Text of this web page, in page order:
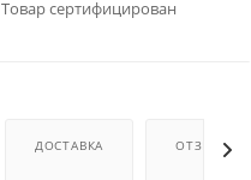
Товар сертифицирован
ДОСТАВКА ОТЗЫВЫ